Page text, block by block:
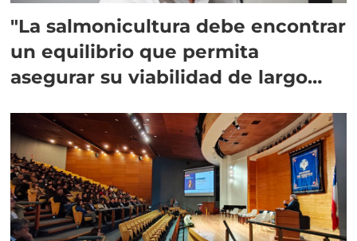
"La salmonicultura debe encontrar
un equilibrio que permita
asegurar su viabilidad de largo